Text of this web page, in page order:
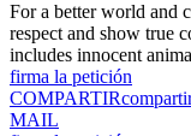
For a better world and
respect and show true
includes innocent
firma la petición
COMPARTIR
MAIL